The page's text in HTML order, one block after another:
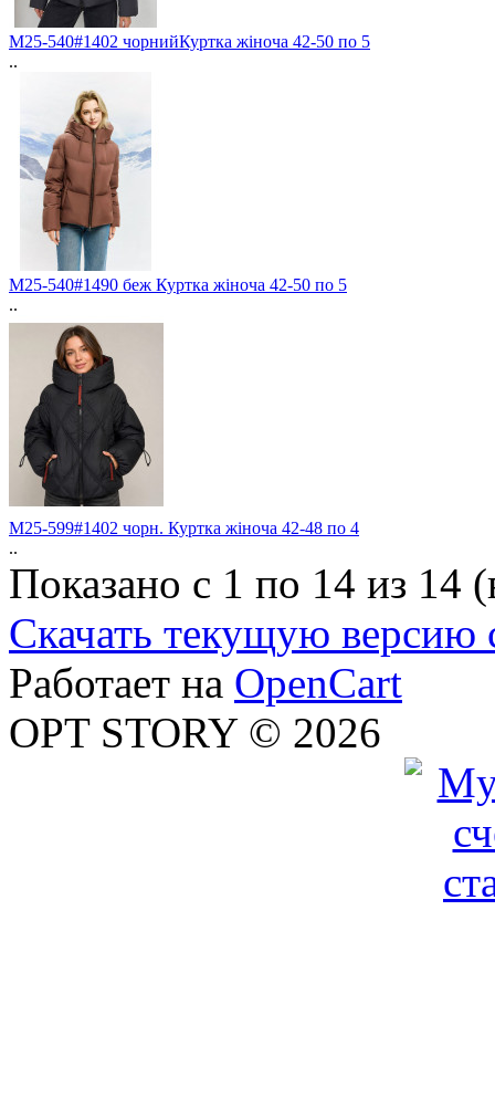
M25-540#1402 чорнийКуртка жіноча 42-50 по 5
..
M25-540#1490 беж Куртка жіноча 42-50 по 5
..
M25-599#1402 чорн. Куртка жіноча 42-48 по 4
..
Показано с 1 по 14 из 14
Скачать текущую версию
Работает на OpenCart
OPT STORY © 2026